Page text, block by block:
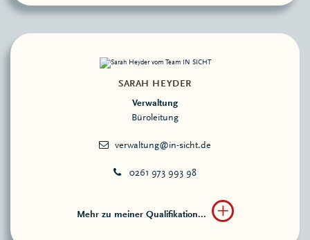
SARAH HEYDER
Verwaltung
Büroleitung
0261 973 993 98
Mehr zu meiner Qualifikation...